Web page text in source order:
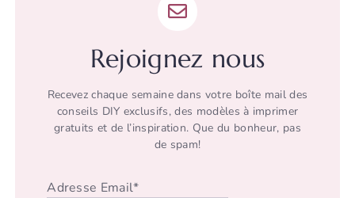
Rejoignez nous
Recevez chaque semaine dans votre boîte mail des
conseils DIY exclusifs, des modèles à imprimer
gratuits et de l’inspiration. Que du bonheur, pas
de spam!
Adresse Email*